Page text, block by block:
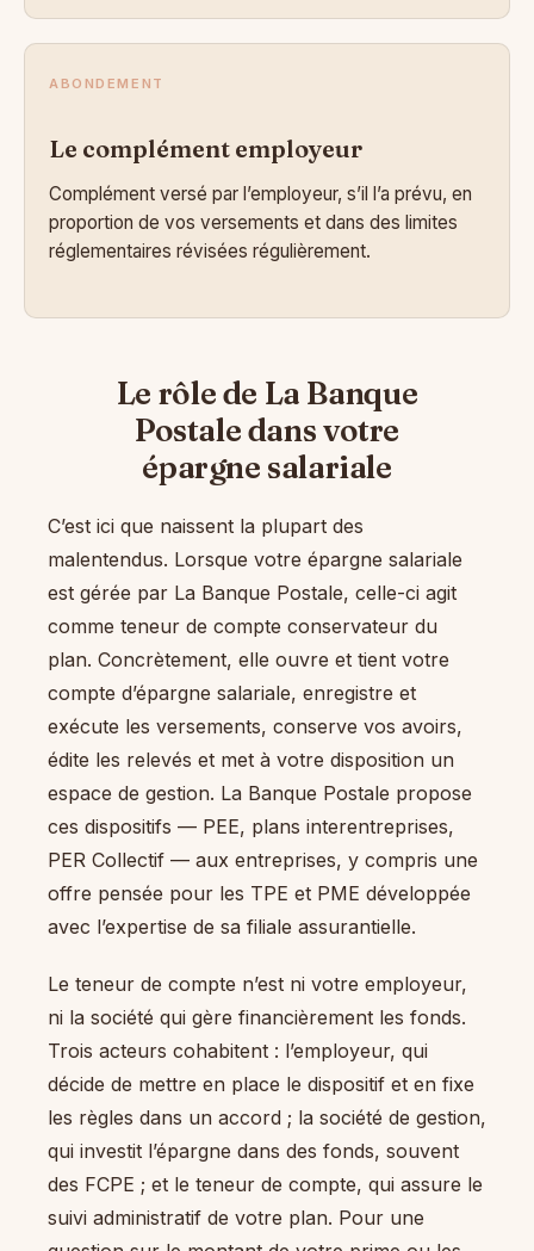
ABONDEMENT
Le complément employeur
Complément versé par l’employeur, s’il l’a prévu, en
proportion de vos versements et dans des limites
réglementaires révisées régulièrement.
Le rôle de La Banque
Postale dans votre
épargne salariale
C’est ici que naissent la plupart des
malentendus. Lorsque votre épargne salariale
est gérée par La Banque Postale, celle-ci agit
comme teneur de compte conservateur du
plan. Concrètement, elle ouvre et tient votre
compte d’épargne salariale, enregistre et
exécute les versements, conserve vos avoirs,
édite les relevés et met à votre disposition un
espace de gestion. La Banque Postale propose
ces dispositifs — PEE, plans interentreprises,
PER Collectif — aux entreprises, y compris une
offre pensée pour les TPE et PME développée
avec l’expertise de sa filiale assurantielle.
Le teneur de compte n’est ni votre employeur,
ni la société qui gère financièrement les fonds.
Trois acteurs cohabitent : l’employeur, qui
décide de mettre en place le dispositif et en fixe
les règles dans un accord ; la société de gestion,
qui investit l’épargne dans des fonds, souvent
des FCPE ; et le teneur de compte, qui assure le
suivi administratif de votre plan. Pour une